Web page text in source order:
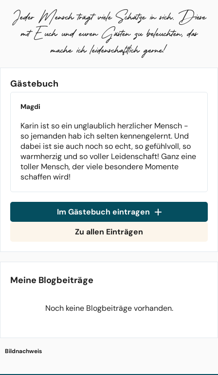
Gedanken schon beim Buffet sind. Langeweile wird es
bei mir nicht geben.
Ob Ihr zueinander ja sagt, ein neues Familienmitglied
willkommen heißt, oder Euch von einem geliebten
Menschen verabschiedet – immer richte ich meinen
Scheinwerfer auf Euch und den Menschen, den Ihr liebt
Jeder Mensch trägt viele Schätze in sich. Diese
mit Euch und euren Gästen zu beleuchten, das
mache ich leidenschaftlich gerne!
Gästebuch
Magdi
Karin ist so ein unglaublich herzlicher Mensch -
so jemanden hab ich selten kennengelernt. Und
dabei ist sie auch noch so echt, so gefühlvoll, so
warmherzig und so voller Leidenschaft! Ganz eine
toller Mensch, der viele besondere Momente
schaffen wird!
Im Gästebuch eintragen
Zu allen Einträgen
Meine Blogbeiträge
Noch keine Blogbeiträge vorhanden.
Bildnachweis